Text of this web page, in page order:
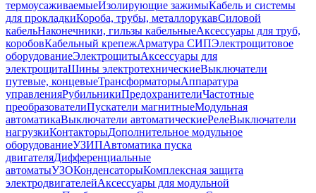
термоусаживаемыеИзолирующие зажимыКабель и системы
для прокладкиКороба, трубы, металлорукавСиловой
кабельНаконечники, гильзы кабельныеАксессуары для труб,
коробовКабельный крепежАрматура СИПЭлектрощитовое
оборудованиеЭлектрощитыАксессуары для
электрощитаШины электротехническиеВыключатели
путевые, концевыеТрансформаторыАппаратура
управленияРубильникиПредохранителиЧастотные
преобразователиПускатели магнитныеМодульная
автоматикаВыключатели автоматическиеРелеВыключатели
нагрузкиКонтакторыДополнительное модульное
оборудованиеУЗИПАвтоматика пуска
двигателяДифференциальные
автоматыУЗОКонденсаторыКомплексная защита
электродвигателейАксессуары для модульной